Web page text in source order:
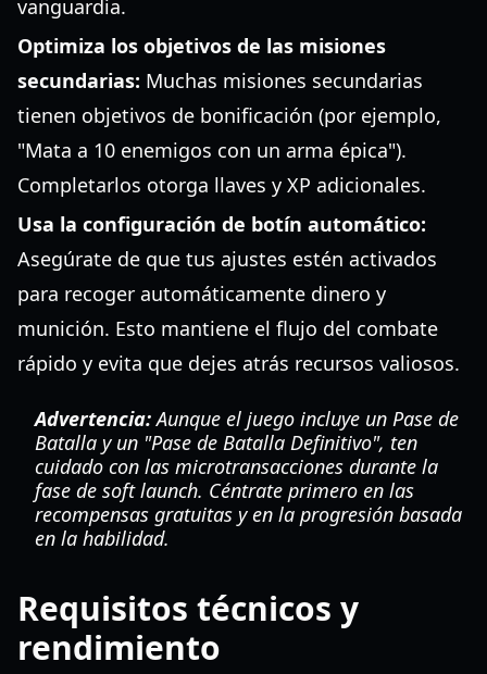
vanguardia.
Optimiza los objetivos de las misiones
secundarias: Muchas misiones secundarias
tienen objetivos de bonificación (por ejemplo,
"Mata a 10 enemigos con un arma épica").
Completarlos otorga llaves y XP adicionales.
Usa la configuración de botín automático:
Asegúrate de que tus ajustes estén activados
para recoger automáticamente dinero y
munición. Esto mantiene el flujo del combate
rápido y evita que dejes atrás recursos valiosos.
Advertencia:Aunque el juego incluye un Pase de
Batalla y un "Pase de Batalla Definitivo", ten
cuidado con las microtransacciones durante la
fase de soft launch. Céntrate primero en las
recompensas gratuitas y en la progresión basada
en la habilidad.
Requisitos técnicos y
rendimiento